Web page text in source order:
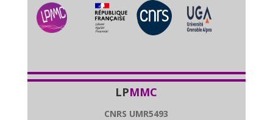
LPMMC
CNRS UMR5493